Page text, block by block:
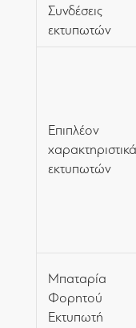
Συνδέσεις
εκτυπωτών
Επιπλέον
χαρακτηριστικά
εκτυπωτών
Μπαταρία
Φορητού
Εκτυπωτή